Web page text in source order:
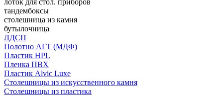
тандембоксы
столешница из камня
бутылочница
ЛДСП
Полотно АГТ (МДФ)
Пластик HPL
Пленка ПВХ
Пластик Alvic Luxe
Столешницы из искусственного камня
Столешницы из пластика